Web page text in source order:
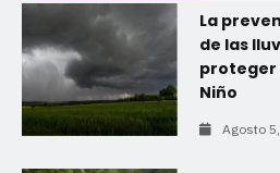
La
de las
proteger
Niño
Agosto